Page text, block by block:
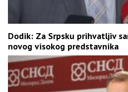
Dodik: Za Srpsku prihvatljiv
novog visokog predstavnika